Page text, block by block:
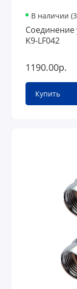
В наличии
Соединение
K9-LF042
1190.00р.
Купить